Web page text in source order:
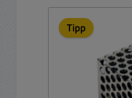
Tipp